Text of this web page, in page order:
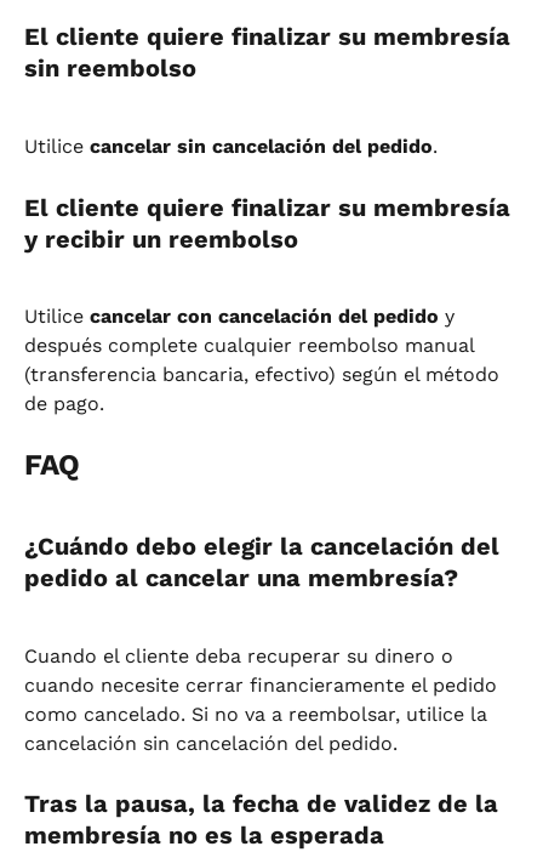
El cliente quiere finalizar su membresía
sin reembolso
Utilice cancelar sin cancelación del pedido.
El cliente quiere finalizar su membresía
y recibir un reembolso
Utilice cancelar con cancelación del pedido y
después complete cualquier reembolso manual
(transferencia bancaria, efectivo) según el método
de pago.
FAQ
¿Cuándo debo elegir la cancelación del
pedido al cancelar una membresía?
Cuando el cliente deba recuperar su dinero o
cuando necesite cerrar financieramente el pedido
como cancelado. Si no va a reembolsar, utilice la
cancelación sin cancelación del pedido.
Tras la pausa, la fecha de validez de la
membresía no es la esperada